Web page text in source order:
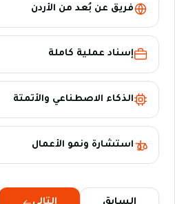
فريق عن بُعد من الأردن
إسناد عملية كاملة
الذكاء الاصطناعي والأتمتة
استشارة ونمو الأعمال